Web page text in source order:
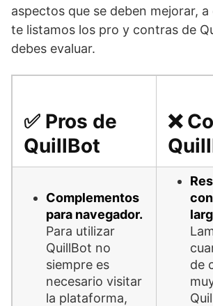
aspectos que se deben mejorar,
te listamos los pro y contras de
debes evaluar.
✅ Pros de
QuillBot
❌
Complementos
para navegador.
Para utilizar
QuillBot no
siempre es
necesario visitar
la plataforma,
de